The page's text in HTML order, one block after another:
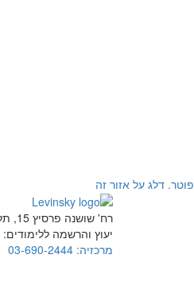
פוטר. דלג על אזור זה
רח' שושנה פרסיץ 15, תל אביב
יעוץ והרשמה ללימודים:
מרכזיה: 03-690-2444